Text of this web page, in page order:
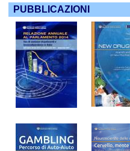
[25-07-2016]
L’alcol può causare
da una nuova
Leggi antifumo a
revisione sistematica
[13-03-2014]
USA: sigarette
breve
[20-02-2014]
Fumo ma non sono
[10-12-2013]
PUBBLICAZIONI